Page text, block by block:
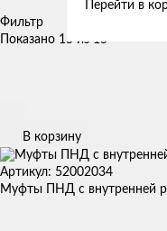
Фильтр
Показано 15 из 15
В корзину
Артикул: 52002034
Муфты ПНД с внутренней
Перейти в